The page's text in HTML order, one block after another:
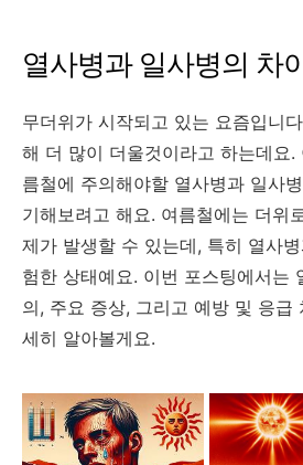
열사병과 일사병의 차
무더위가 시작되고 있는 요즘입니
해 더 많이 더울것이라고 하는데요.
름철에 주의해야할 열사병과 일사
기해보려고 해요. 여름철에는 더위
제가 발생할 수 있는데, 특히 열사
험한 상태예요. 이번 포스팅에서는
의, 주요 증상, 그리고 예방 및 응급
세히 알아볼게요.